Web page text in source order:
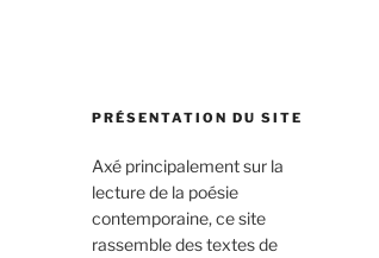
PRÉSENTATION DU SITE
Axé principalement sur la
lecture de la poésie
contemporaine, ce site
rassemble des textes de